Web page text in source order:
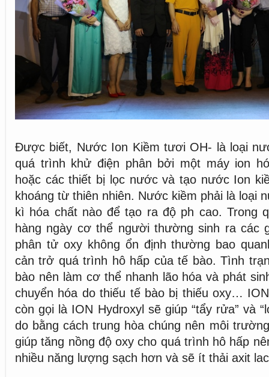
Được biết, Nước Ion Kiềm tươi OH- là loại
quá trình khử điện phân bởi một máy ion
hoặc các thiết bị lọc nước và tạo nước Ion
khoáng từ thiên nhiên. Nước kiềm phải là loại
kì hóa chất nào để tạo ra độ ph cao. Trong
hàng ngày cơ thể người thường sinh ra các
phân tử oxy không ổn định thường bao
cản trở quá trình hô hấp của tế bào. Tình
bào nên làm cơ thể nhanh lão hóa và phát
chuyển hóa do thiếu tế bào bị thiếu oxy…
còn gọi là ION Hydroxyl sẽ giúp “tẩy rửa” và
do bằng cách trung hòa chúng nên môi
giúp tăng nồng độ oxy cho quá trình hô hấp
nhiều năng lượng sạch hơn và sẽ ít thải axit